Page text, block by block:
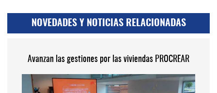
NOVEDADES Y NOTICIAS RELACIONADAS
Avanzan las gestiones por las viviendas PROCREAR